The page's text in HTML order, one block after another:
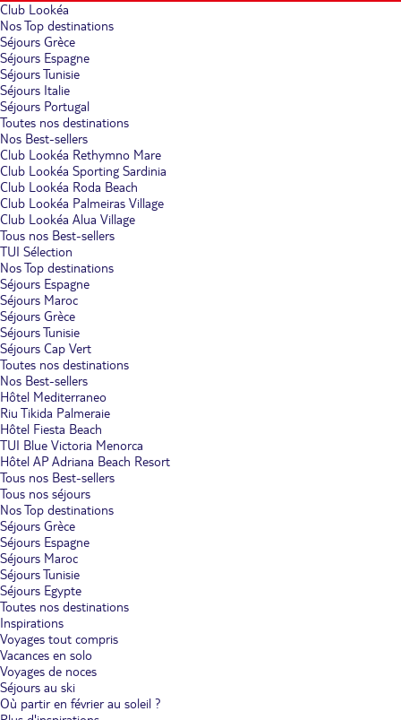
Club Lookéa
Nos Top destinations
Séjours Grèce
Séjours Espagne
Séjours Tunisie
Séjours Italie
Séjours Portugal
Toutes nos destinations
Nos Best-sellers
Club Lookéa Rethymno Mare
Club Lookéa Sporting Sardinia
Club Lookéa Roda Beach
Club Lookéa Palmeiras Village
Club Lookéa Alua Village
Tous nos Best-sellers
TUI Sélection
Nos Top destinations
Séjours Espagne
Séjours Maroc
Séjours Grèce
Séjours Tunisie
Séjours Cap Vert
Toutes nos destinations
Nos Best-sellers
Hôtel Mediterraneo
Riu Tikida Palmeraie
Hôtel Fiesta Beach
TUI Blue Victoria Menorca
Hôtel AP Adriana Beach Resort
Tous nos Best-sellers
Tous nos séjours
Nos Top destinations
Séjours Grèce
Séjours Espagne
Séjours Maroc
Séjours Tunisie
Séjours Egypte
Toutes nos destinations
Inspirations
Voyages tout compris
Vacances en solo
Voyages de noces
Séjours au ski
Où partir en février au soleil ?